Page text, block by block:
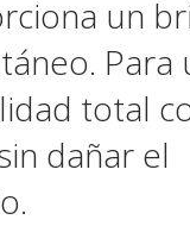
un
Para
total
dañar el